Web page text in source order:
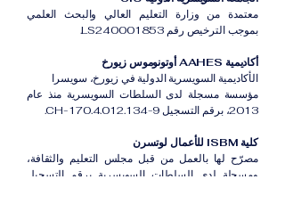
معتمدة من وزارة التعليم العالي والبحث العلمي
بموجب الترخيص رقم LS240001853.
أكاديمية AAHES أوتونوموس زيورخ
الأكاديمية السويسرية الدولية في زيورخ، سويسرا
مؤسسة مسجلة لدى السلطات السويسرية منذ عام
2013، برقم التسجيل CH-170.4.012.134-9.
كلية ISBM للأعمال لوتسرن
مصرّح لها بالعمل من قبل مجلس التعليم والثقافة،
ومسجلة لدى السلطات السويسرية برقم التسجيل